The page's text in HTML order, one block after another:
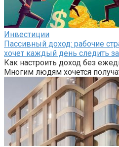
Инвестиции
Пассивный доход: рабочие
хочет каждый день следить
Как настроить доход без
Многим людям хочется